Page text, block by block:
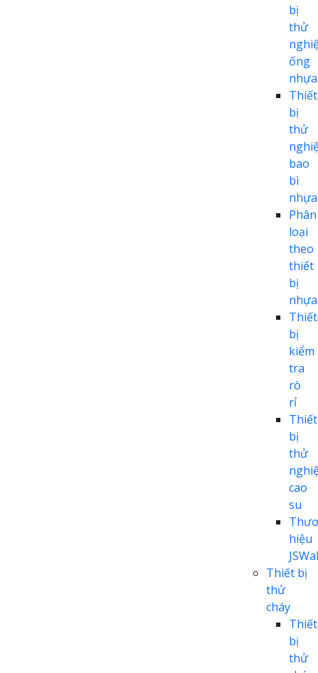
bị
thử
ống
nhựa
Thiết
bị
thử
bao
bì
nhựa
Phân
loại
theo
thiết
bị
nhựa
Thiết
bị
kiểm
tra
rò
rỉ
Thiết
bị
thử
cao
su
hiệu
Thiết bị
thử
cháy
Thiết
bị
thử